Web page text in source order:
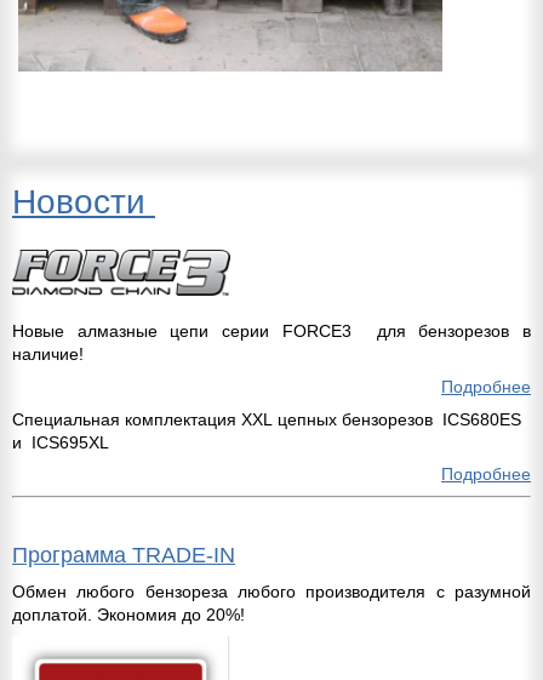
Новости
Новые алмазные цепи серии FORCE3
для бензорезов в
наличие!
Подробнее
Специальная комплектация XXL цепных бензорезов ICS680ES
и ICS695XL
Подробнее
Программа TRADE-IN
Обмен любого бензореза любого производителя с разумной
доплатой. Экономия до 20%!